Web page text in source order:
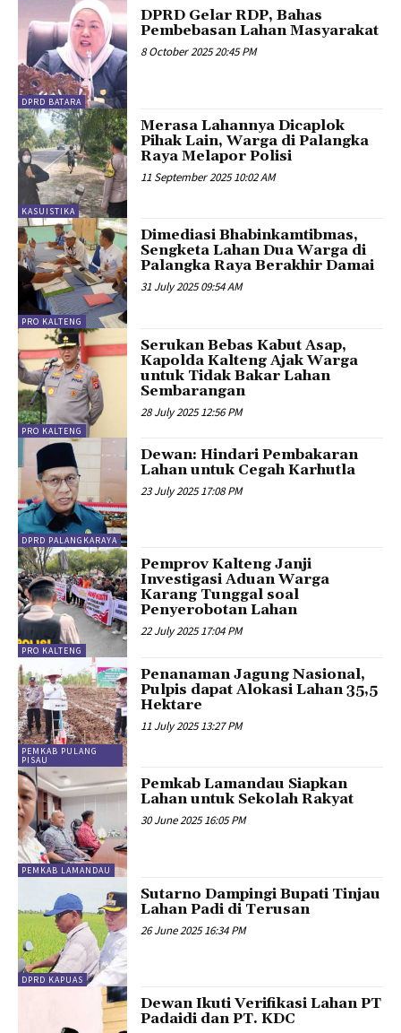
DPRD BATARA
DPRD Gelar RDP, Bahas
Pembebasan Lahan Masyarakat
8 October 2025 20:45 PM
KASUISTIKA
Merasa Lahannya Dicaplok
Pihak Lain, Warga di Palangka
Raya Melapor Polisi
11 September 2025 10:02 AM
PRO KALTENG
Dimediasi Bhabinkamtibmas,
Sengketa Lahan Dua Warga di
Palangka Raya Berakhir Damai
31 July 2025 09:54 AM
PRO KALTENG
Serukan Bebas Kabut Asap,
Kapolda Kalteng Ajak Warga
untuk Tidak Bakar Lahan
Sembarangan
28 July 2025 12:56 PM
DPRD PALANGKARAYA
Dewan: Hindari Pembakaran
Lahan untuk Cegah Karhutla
23 July 2025 17:08 PM
PRO KALTENG
Pemprov Kalteng Janji
Investigasi Aduan Warga
Karang Tunggal soal
Penyerobotan Lahan
22 July 2025 17:04 PM
PEMKAB PULANG
PISAU
Penanaman Jagung Nasional,
Pulpis dapat Alokasi Lahan 35,5
Hektare
11 July 2025 13:27 PM
PEMKAB LAMANDAU
Pemkab Lamandau Siapkan
Lahan untuk Sekolah Rakyat
30 June 2025 16:05 PM
DPRD KAPUAS
Sutarno Dampingi Bupati Tinjau
Lahan Padi di Terusan
26 June 2025 16:34 PM
Dewan Ikuti Verifikasi Lahan PT
Padaidi dan PT. KDC